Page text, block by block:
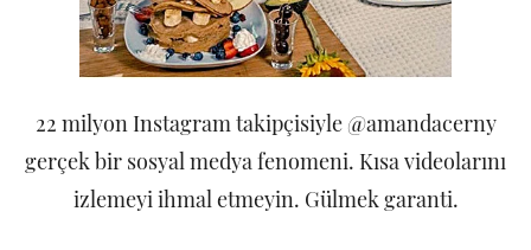
22 milyon Instagram takipçisiyle @amandacerny
gerçek bir sosyal medya fenomeni. Kısa videolarını
izlemeyi ihmal etmeyin. Gülmek garanti.